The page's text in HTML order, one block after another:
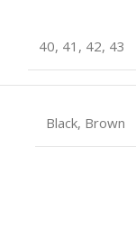
40, 41 , 42, 43
Black, Brown